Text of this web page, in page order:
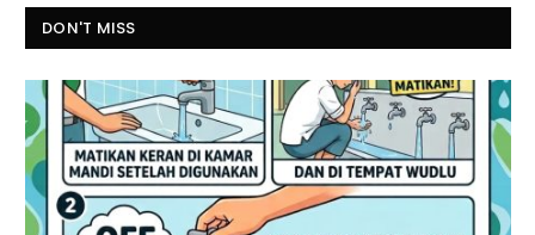
DON'T MISS